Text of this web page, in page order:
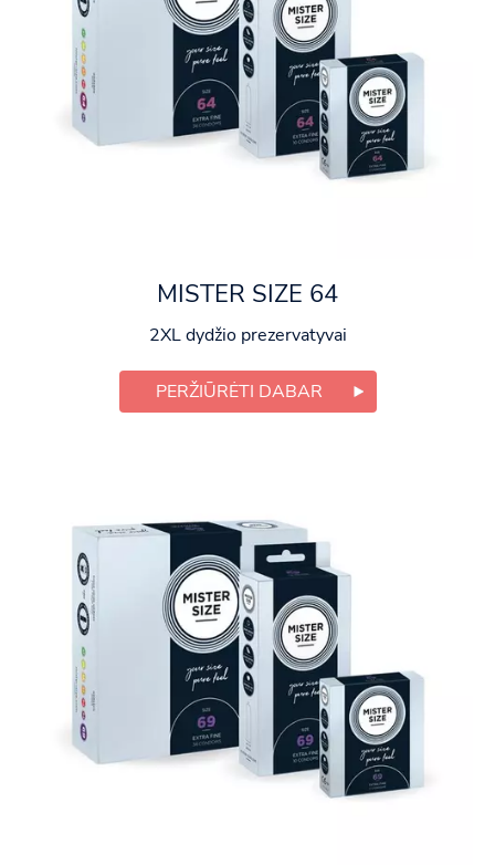
MISTER SIZE 64
2XL dydžio prezervatyvai
PERŽIŪRĖTI DABAR